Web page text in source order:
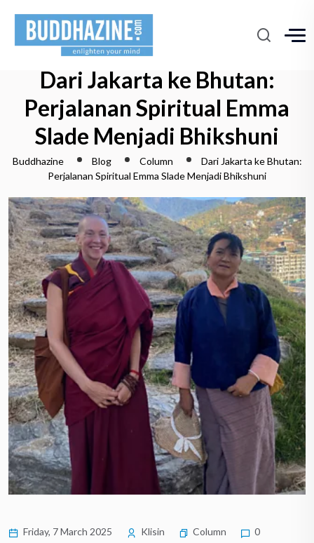
Dari Jakarta ke Bhutan:
Perjalanan Spiritual Emma
Slade Menjadi Bhikshuni
Buddhazine Blog Column
Dari Jakarta ke Bhutan:
Perjalanan Spiritual Emma Slade Menjadi Bhikshuni
Friday, 7 March 2025 Klisin Column 0